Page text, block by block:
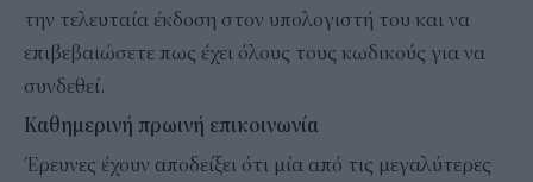
την τελευταία έκδοση στον υπολογιστή του και να
επιβεβαιώσετε πως έχει όλους τους κωδικούς για να
συνδεθεί.
Καθημερινή πρωινή επικοινωνία
Έρευνες έχουν αποδείξει ότι μία από τις μεγαλύτερες